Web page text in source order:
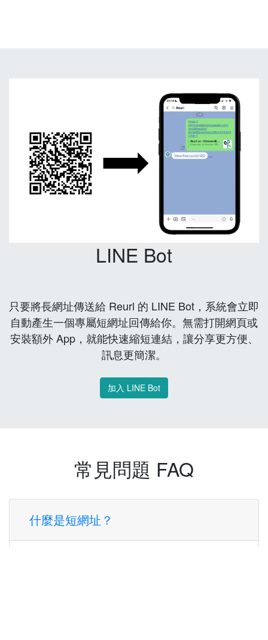
LINE Bot
只要將長網址傳送給 Reurl 的 LINE Bot，系統會立即
自動產生一個專屬短網址回傳給你。無需打開網頁或
安裝額外 App，就能快速縮短連結，讓分享更方便、
訊息更簡潔。
加入 LINE Bot
常見問題 FAQ
什麼是短網址？